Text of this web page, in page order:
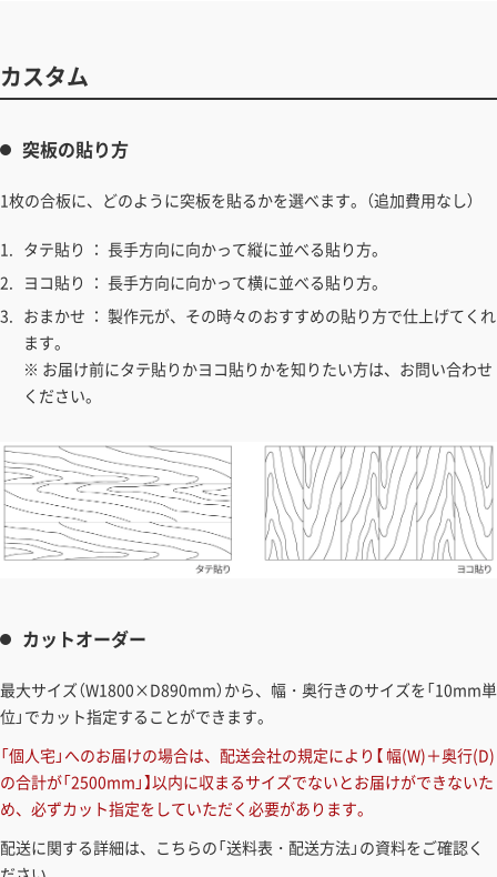
カスタム
突板の貼り方
1枚の合板に、どのように突板を貼るかを選べます。（追加費用なし）
タテ貼り ： 長手方向に向かって縦に並べる貼り方。
ヨコ貼り ： 長手方向に向かって横に並べる貼り方。
おまかせ ： 製作元が、その時々のおすすめの貼り方で仕上げてくれ
ます。
※ お届け前にタテ貼りかヨコ貼りかを知りたい方は、お問い合わせ
ください。
カットオーダー
最大サイズ（W1800×D890mm）から、幅・奥行きのサイズを「10mm単
位」でカット指定することができます。
「個人宅」へのお届けの場合は、配送会社の規定により【 幅(W)＋奥行(D)
の合計が「2500mm」】以内に収まるサイズでないとお届けができないた
め、必ずカット指定をしていただく必要があります。
配送に関する詳細は、こちらの「送料表・配送方法」の資料をご確認く